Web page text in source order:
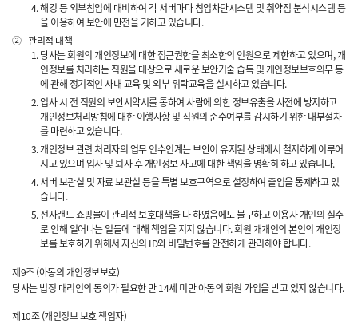
해킹 등 외부침입에 대비하여 각 서버마다 침입차단시스템 및 취약점 분석시스템 등
을 이용하여 보안에 만전을 기하고 있습니다.
② 관리적 대책
당사는 회원의 개인정보에 대한 접근권한을 최소한의 인원으로 제한하고 있으며, 개
인정보를 처리하는 직원을 대상으로 새로운 보안기술 습득 및 개인정보보호의무 등
에 관해 정기적인 사내 교육 및 외부 위탁교육을 실시하고 있습니다.
입사 시 전 직원의 보안서약서를 통하여 사람에 의한 정보유출을 사전에 방지하고
개인정보처리방침에 대한 이행사항 및 직원의 준수여부를 감시하기 위한 내부절차
를 마련하고 있습니다.
개인정보 관련 처리자의 업무 인수인계는 보안이 유지된 상태에서 철저하게 이루어
지고 있으며 입사 및 퇴사 후 개인정보 사고에 대한 책임을 명확히 하고 있습니다.
서버 보관실 및 자료 보관실 등을 특별 보호구역으로 설정하여 출입을 통제하고 있
습니다.
전자랜드 쇼핑몰이 관리적 보호대책을 다 하였음에도 불구하고 이용자 개인의 실수
로 인해 일어나는 일들에 대해 책임을 지지 않습니다. 회원 개개인의 본인의 개인정
보를 보호하기 위해서 자신의 ID와 비밀번호를 안전하게 관리해야 합니다.
제9조 (아동의 개인정보보호)
당사는 법정 대리인의 동의가 필요한 만 14세 미만 아동의 회원 가입을 받고 있지 않습니다.
제10조 (개인정보 보호 책임자)